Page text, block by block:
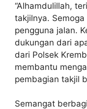
“Alhamdulillah,
takjilnya. Semoga
pengguna jalan.
dukungan dari
dari Polsek
membantu
pembagian takjil
Semangat